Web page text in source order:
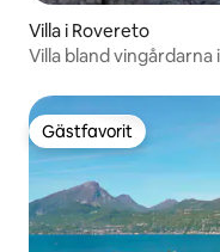
Villa i Rovereto
Villa bland
Gästfavorit
Gästfavorit